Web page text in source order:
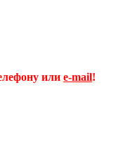
или e-mail!